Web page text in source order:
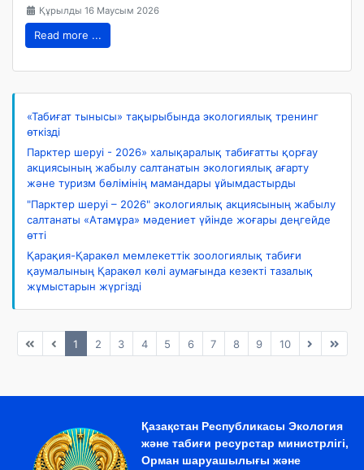
Құрылды 16 Маусым 2026
Read more ...
«Табиғат тынысы» тақырыбында экологиялық тренинг
өткізді
Парктер шеруі - 2026» халықаралық табиғатты қорғау
акциясының жабылу салтанатын экологиялық ағарту
және туризм бөлімінің мамандары ұйымдастырды
"Парктер шеруі – 2026" экологиялық акциясының жабылу
салтанаты «Атамұра» мәдениет үйінде жоғары деңгейде
өтті
Қарақия-Қаракөл мемлекеттік зоологиялық табиғи
қаумалының Қаракөл көлі аумағында кезекті тазалық
жұмыстарын жүргізді
1 2 3 4 5 6 7 8 9 10
Қазақстан Республикасы Экология
және табиғи ресурстар министрлігі,
Орман шаруашылығы және